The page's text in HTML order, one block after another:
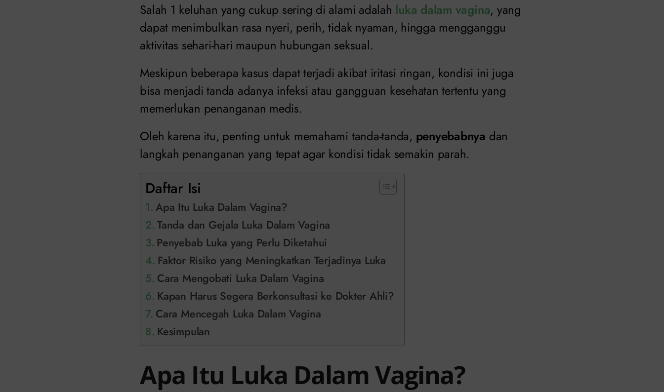
Salah 1 keluhan yang cukup sering di alami adalah luka dalam vagina, yang
dapat menimbulkan rasa nyeri, perih, tidak nyaman, hingga mengganggu
aktivitas sehari-hari maupun hubungan seksual.
Meskipun beberapa kasus dapat terjadi akibat iritasi ringan, kondisi ini juga
bisa menjadi tanda adanya infeksi atau gangguan kesehatan tertentu yang
memerlukan penanganan medis.
Oleh karena itu, penting untuk memahami tanda-tanda, penyebabnya dan
langkah penanganan yang tepat agar kondisi tidak semakin parah.
Daftar Isi
Apa Itu Luka Dalam Vagina?
Tanda dan Gejala Luka Dalam Vagina
Penyebab Luka yang Perlu Diketahui
Faktor Risiko yang Meningkatkan Terjadinya Luka
Cara Mengobati Luka Dalam Vagina
Kapan Harus Segera Berkonsultasi ke Dokter Ahli?
Cara Mencegah Luka Dalam Vagina
Kesimpulan
Apa Itu Luka Dalam Vagina?